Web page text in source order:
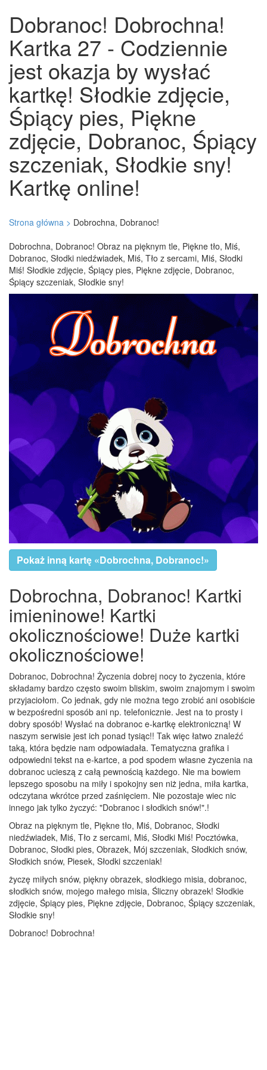
Dobranoc! Dobrochna!
Kartka 27 - Codziennie
jest okazja by wysłać
kartkę! Słodkie zdjęcie,
Śpiący pies, Piękne
zdjęcie, Dobranoc, Śpiący
szczeniak, Słodkie sny!
Kartkę online!
Strona główna > Dobrochna, Dobranoc!
Dobrochna, Dobranoc! Obraz na pięknym tle, Piękne tło, Miś,
Dobranoc, Słodki niedźwiadek, Miś, Tło z sercami, Miś, Słodki
Miś! Słodkie zdjęcie, Śpiący pies, Piękne zdjęcie, Dobranoc,
Śpiący szczeniak, Słodkie sny!
Pokaż inną kartę «Dobrochna, Dobranoc!»
Dobrochna, Dobranoc! Kartki
imieninowe! Kartki
okolicznościowe! Duże kartki
okolicznościowe!
Dobranoc, Dobrochna! Życzenia dobrej nocy to życzenia, które
składamy bardzo często swoim bliskim, swoim znajomym i swoim
przyjaciołom. Co jednak, gdy nie można tego zrobić ani osobiście
w bezpośredni sposób ani np. telefonicznie. Jest na to prosty i
dobry sposób! Wysłać na dobranoc e-kartkę elektroniczną! W
naszym serwisie jest ich ponad tysiąc!! Tak więc łatwo znaleźć
taką, która będzie nam odpowiadała. Tematyczna grafika i
odpowiedni tekst na e-kartce, a pod spodem własne życzenia na
dobranoc ucieszą z całą pewnością każdego. Nie ma bowiem
lepszego sposobu na miły i spokojny sen niż jedna, miła kartka,
odczytana wkrótce przed zaśnięciem. Nie pozostaje wiec nic
innego jak tylko życzyć: "Dobranoc i słodkich snów!".!
Obraz na pięknym tle, Piękne tło, Miś, Dobranoc, Słodki
niedźwiadek, Miś, Tło z sercami, Miś, Słodki Miś! Pocztówka,
Dobranoc, Słodki pies, Obrazek, Mój szczeniak, Słodkich snów,
Słodkich snów, Piesek, Słodki szczeniak!
życzę miłych snów, piękny obrazek, słodkiego misia, dobranoc,
słodkich snów, mojego małego misia, Śliczny obrazek! Słodkie
zdjęcie, Śpiący pies, Piękne zdjęcie, Dobranoc, Śpiący szczeniak,
Słodkie sny!
Dobranoc! Dobrochna!